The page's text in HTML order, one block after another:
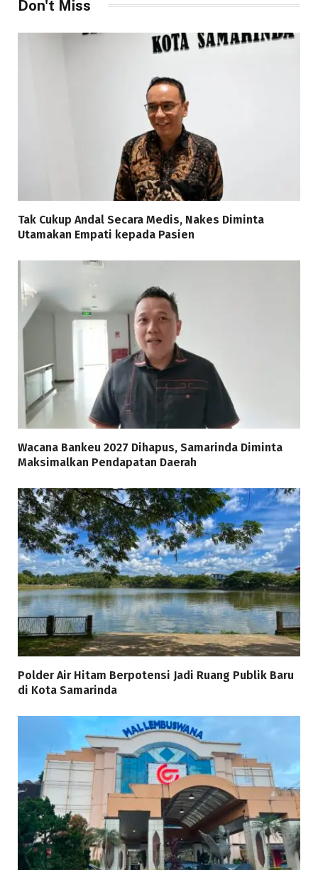
Don't Miss
Tak Cukup Andal Secara Medis, Nakes Diminta
Utamakan Empati kepada Pasien
Wacana Bankeu 2027 Dihapus, Samarinda Diminta
Maksimalkan Pendapatan Daerah
Polder Air Hitam Berpotensi Jadi Ruang Publik Baru
di Kota Samarinda